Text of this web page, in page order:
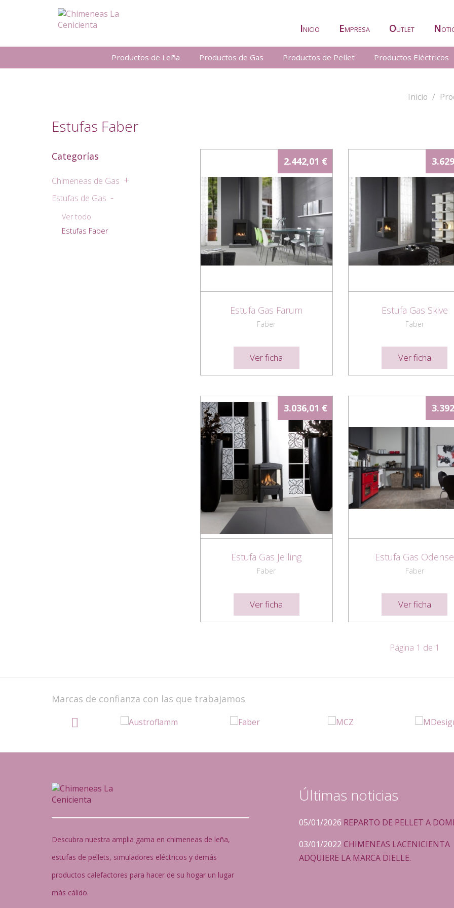
INICIO EMPRESA OUTLET N
Productos de Leña Productos de Gas Productos de Pellet Productos Eléctricos
Inicio
Estufas Faber
Categorías
Chimeneas de Gas
Chimeneas Gas M-Design
Estufas de Gas
Ver todo
Estufas Faber
2.442,01 €
Estufa Gas Farum
Faber
Ver ficha
Estufa Gas Skive
Faber
Ver ficha
3.036,01 €
Estufa Gas Jelling
Faber
Ver ficha
Estufa Gas Odense
Faber
Ver ficha
Página 1 de 1
Marcas de confianza con las que trabajamos
Descubra nuestra amplia gama en chimeneas de leña,
estufas de pellets, simuladores eléctricos y demás
productos calefactores para hacer de su hogar un lugar
más cálido.
Últimas noticias
05/01/2026 REPARTO DE PELLET A
03/01/2022 CHIMENEAS LACENICIENTA
ADQUIERE LA MARCA DIELLE.